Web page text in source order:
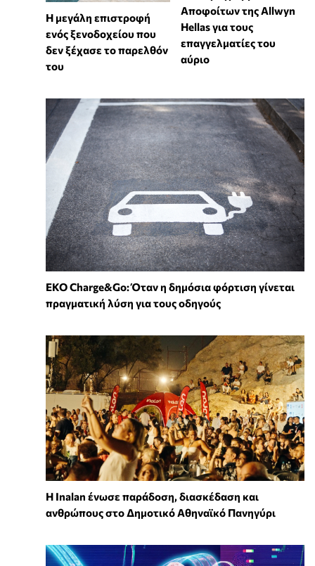
Η μεγάλη επιστροφή
ενός ξενοδοχείου που
δεν ξέχασε το παρελθόν
του
Αποφοίτων της Allwyn
Hellas για τους
επαγγελματίες του
αύριο
EKO Charge&Go: Όταν η δημόσια φόρτιση γίνεται
πραγματική λύση για τους οδηγούς
Η Inalan ένωσε παράδοση, διασκέδαση και
ανθρώπους στο Δημοτικό Αθηναϊκό Πανηγύρι